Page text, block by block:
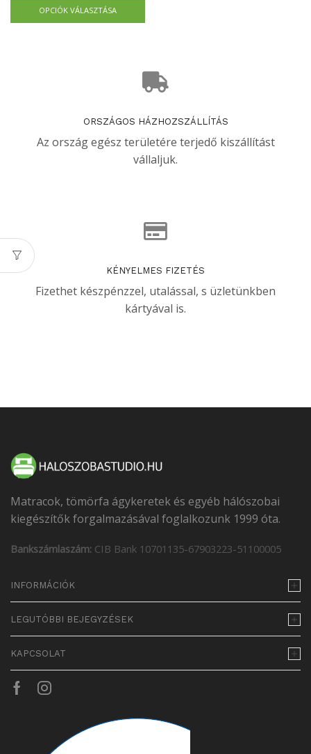
OPCIÓK VÁLASZTÁSA
ORSZÁGOS HÁZHOZSZÁLLÍTÁS
Az ország egész területére terjedő kiszállítást
vállaljuk.
KÉNYELMES FIZETÉS
Fizethet készpénzzel, utalással, s üzletünkben
kártyával is.
Matracok, tömörfa ágykeretek és egyéb hálószobai
kiegészítők forgalmazásával foglalkozunk 1999 óta.
Bankszámlaszám: CIB Bank 10701135-67903223-51100005
INFORMÁCIÓK
LEGUTÓBBI BEJEGYZÉSEK
KAPCSOLAT
FacebookInstagram